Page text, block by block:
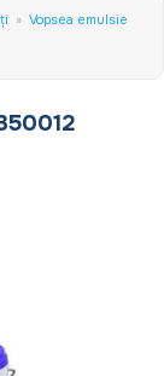
» Vopsea emulsie